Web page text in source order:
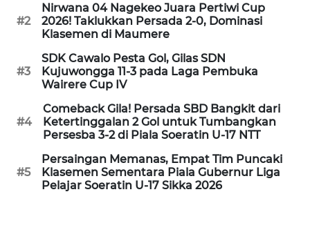
#2
Nirwana 04 Nagekeo Juara Pertiwi Cup
2026! Taklukkan Persada 2-0, Dominasi
Klasemen di Maumere
#3
SDK Cawalo Pesta Gol, Gilas SDN
Kujuwongga 11-3 pada Laga Pembuka
Wairere Cup IV
#4
Comeback Gila! Persada SBD Bangkit dari
Ketertinggalan 2 Gol untuk Tumbangkan
Persesba 3-2 di Piala Soeratin U-17 NTT
#5
Persaingan Memanas, Empat Tim Puncaki
Klasemen Sementara Piala Gubernur Liga
Pelajar Soeratin U-17 Sikka 2026
WN
NTT
WN
KEPRI
WN
PAPUA
WN
PAPUA